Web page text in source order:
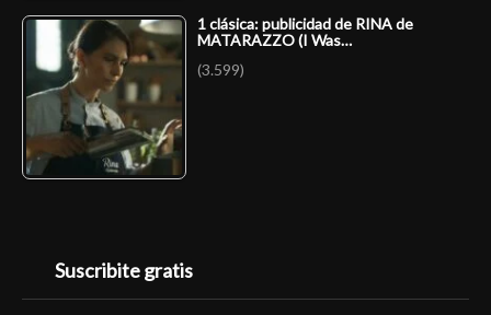
1 clásica: publicidad de RINA de
MATARAZZO (I Was…
(3.599)
Suscribite gratis